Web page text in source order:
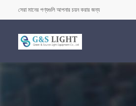
সেরা মানের পণ্যগুলি আপনার চয়ন করার জন্য